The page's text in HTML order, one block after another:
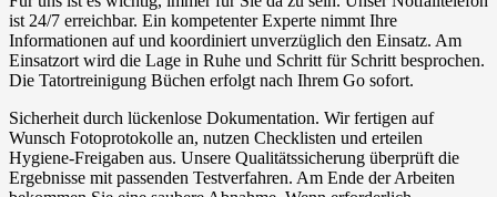
ist 24/7 erreichbar. Ein kompetenter Experte nimmt Ihre
Informationen auf und koordiniert unverzüglich den Einsatz. Am
Einsatzort wird die Lage in Ruhe und Schritt für Schritt besprochen.
Die Tatortreinigung Büchen erfolgt nach Ihrem Go sofort.
Sicherheit durch lückenlose Dokumentation. Wir fertigen auf
Wunsch Fotoprotokolle an, nutzen Checklisten und erteilen
Hygiene-Freigaben aus. Unsere Qualitätssicherung überprüft die
Ergebnisse mit passenden Testverfahren. Am Ende der Arbeiten